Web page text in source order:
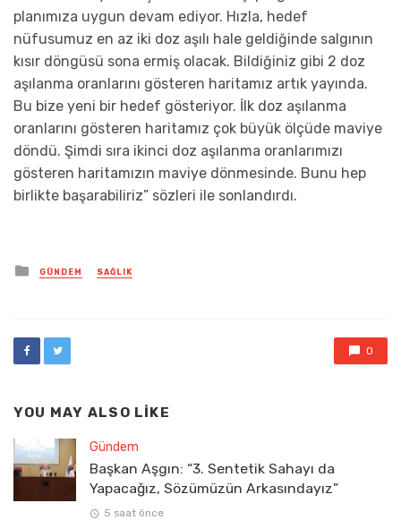
planımıza uygun devam ediyor. Hızla, hedef
nüfusumuz en az iki doz aşılı hale geldiğinde salgının
kısır döngüsü sona ermiş olacak. Bildiğiniz gibi 2 doz
aşılanma oranlarını gösteren haritamız artık yayında.
Bu bize yeni bir hedef gösteriyor. İlk doz aşılanma
oranlarını gösteren haritamız çok büyük ölçüde maviye
döndü. Şimdi sıra ikinci doz aşılanma oranlarımızı
gösteren haritamızın maviye dönmesinde. Bunu hep
birlikte başarabiliriz” sözleri ile sonlandırdı.
Posted
in
GÜNDEM SAĞLIK
0
YOU MAY ALSO LIKE
Gündem
Başkan Aşgın: “3. Sentetik Sahayı da
Yapacağız, Sözümüzün Arkasındayız”
5 saat önce